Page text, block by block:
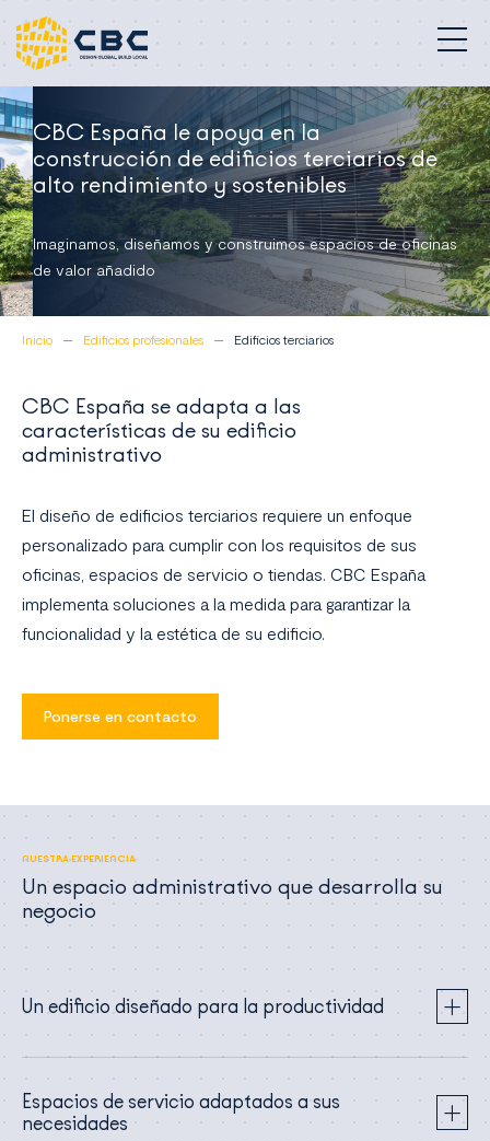
CBC España le apoya en la
construcción de edificios terciarios de
alto rendimiento y sostenibles
Imaginamos, diseñamos y construimos espacios de oficinas
de valor añadido
Inicio Edificios profesionales Edificios terciarios
CBC España se adapta a las
características de su edificio
administrativo
El diseño de edificios terciarios requiere un enfoque
personalizado para cumplir con los requisitos de sus
oficinas, espacios de servicio o tiendas. CBC España
implementa soluciones a la medida para garantizar la
funcionalidad y la estética de su edificio.
Ponerse en contacto
NUESTRA EXPERIENCIA
Un espacio administrativo que desarrolla su
negocio
Un edificio diseñado para la productividad
Espacios de servicio adaptados a sus
necesidades
Edificios profesionales
Nuestra misión
Compromisos
Proyectos
Quiénes somos
Contacto